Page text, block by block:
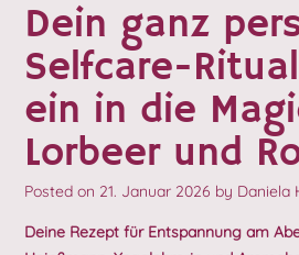
Dein ganz
Selfcare-
ein in die
Lorbeer und
Posted on 21. Januar 2026 by Daniela
Deine Rezept für Entspannung am